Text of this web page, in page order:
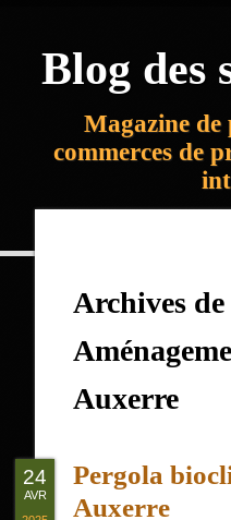
Blog des
Magazine de
commerces de
Archives de
Auxerre
Pergola
Auxerre
24
AVR